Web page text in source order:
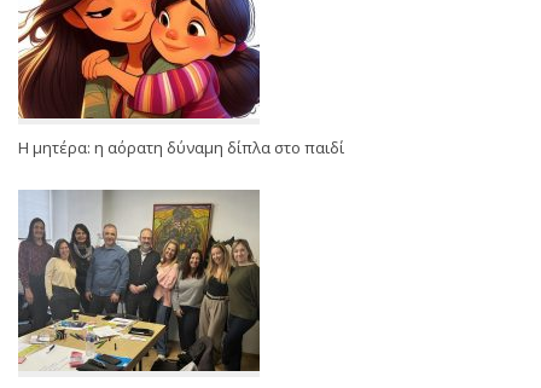
Η μητέρα: η αόρατη δύναμη δίπλα στο παιδί